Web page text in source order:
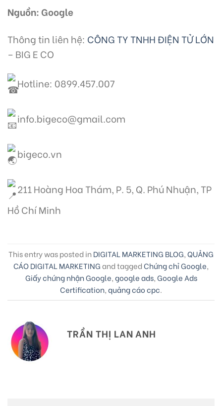
Nguồn: Google
Thông tin liên hệ: CÔNG TY TNHH ĐIỆN TỬ LỚN
– BIG E CO
Hotline: 0899.457.007
info.bigeco@gmail.com
bigeco.vn
211 Hoàng Hoa Thám, P. 5, Q. Phú Nhuận, TP
Hồ Chí Minh
This entry was posted in DIGITAL MARKETING BLOG,QUẢNG
CÁO DIGITAL MARKETINGand taggedChứng chỉ Google,
Giấy chứng nhận Google,google ads,Google Ads
Certification,quảng cáo cpc.
TRẦN THỊ LAN ANH